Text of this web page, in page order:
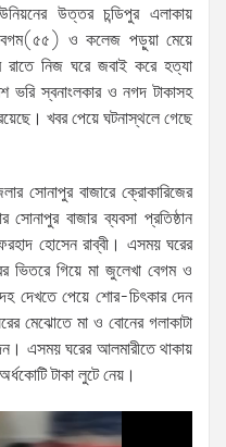
উত্তর চন্ডিপুর এলাকায়
বেগম(৫৫) ও কলেজ পড়ুয়া মেয়ে
নিজ ঘরে জবাই করে হত্যা
ভরি স্বনাংলকার ও নগদ টাকাসহ
খবর পেয়ে ঘটনাস্থলে গেছে
সোনাপুর বাজারে ক্রোকারিজের
বাজার ব্যবসা প্রতিষ্ঠান
হোসেন রাব্বী। এসময় ঘরের
ভিতরে গিয়ে মা জুলেখা বেগম ও
দেখতে পেয়ে শোর-চিৎকার দেন
মেঝোতে মা ও বোনের গলাকাটা
এসময় ঘরের আলমারীতে থাকায়
টাকা লুটে নেয়।